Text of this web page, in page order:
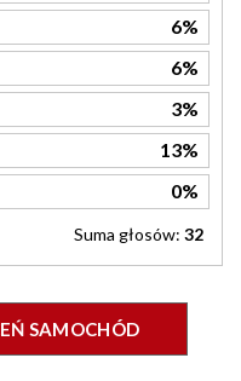
6%
6%
3%
13%
0%
Suma głosów: 32
SAMOCHÓD